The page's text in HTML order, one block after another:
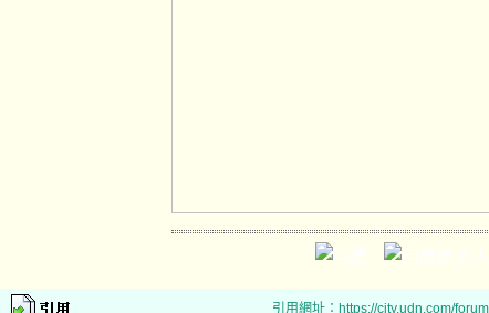
引用網址：https://city.udn.com/